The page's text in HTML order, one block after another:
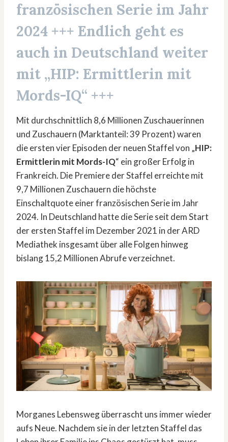
französischen Serie im Jahr
2024 +++ Endlich geht es
auch in Deutschland weiter
mit „HIP: Ermittlerin mit
Mords-IQ“ +++
Mit durchschnittlich 8,6 Millionen Zuschauerinnen
und Zuschauern (Marktanteil: 39 Prozent) waren
die ersten vier Episoden der neuen Staffel von „HIP:
Ermittlerin mit Mords-IQ“ ein großer Erfolg in
Frankreich. Die Premiere der Staffel erreichte mit
9,7 Millionen Zuschauern die höchste
Einschaltquote einer französischen Serie im Jahr
2024. In Deutschland hatte die Serie seit dem Start
der ersten Staffel im Dezember 2021 in der ARD
Mediathek insgesamt über alle Folgen hinweg
bislang 15,2 Millionen Abrufe verzeichnet.
Morganes Lebensweg überrascht uns immer wieder
aufs Neue. Nachdem sie in der letzten Staffel das